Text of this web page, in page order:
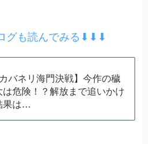
グも読んでみる⬇︎⬇︎⬇︎
カバネリ海門決戦】今作の穢
は危険！？解放まで追いかけ
果は…